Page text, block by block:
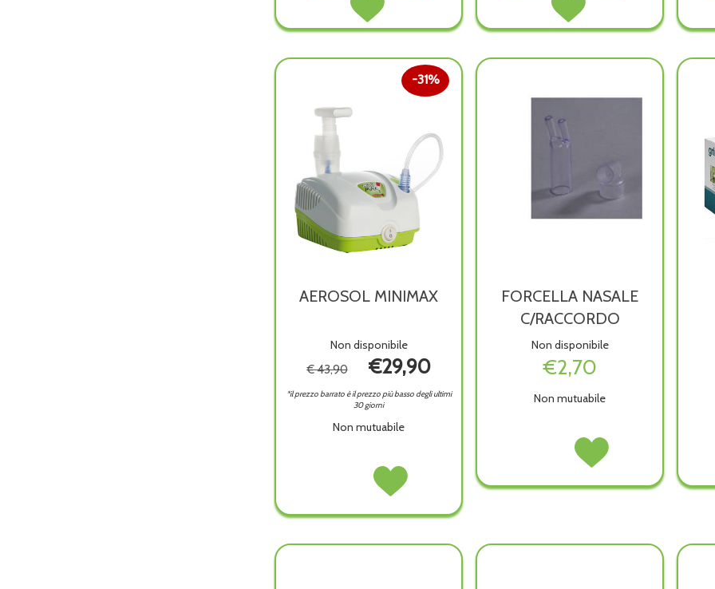
20BUST al
carrello
KIT
NEBUL
carrello
UNIV alla
wishlist
AEROSOL MINIMAX
Non disponibile
31%
€ 43,90 €29,90
*il prezzo barrato è il prezzo più basso degli ultimi
30 giorni
Non mutuabile
AEROSOL
MINIMAX non
disponibile
Acquista AEROSOL
MINIMAX alla
FORCELLA NASALE
C/RACCORDO
Non disponibile
€2,70
Non mutuabile
FORCELLA
è
Acquista FORCELLA
NASALE
C/RACCORDO alla
wishlist